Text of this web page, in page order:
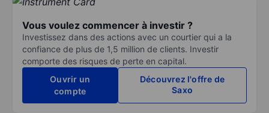
Vous voulez commencer à investir ?
Investissez dans des actions avec un courtier qui a la
confiance de plus de 1,5 million de clients. Investir
comporte des risques de perte en capital.
Ouvrir un
compte
Découvrez l'offre de
Saxo